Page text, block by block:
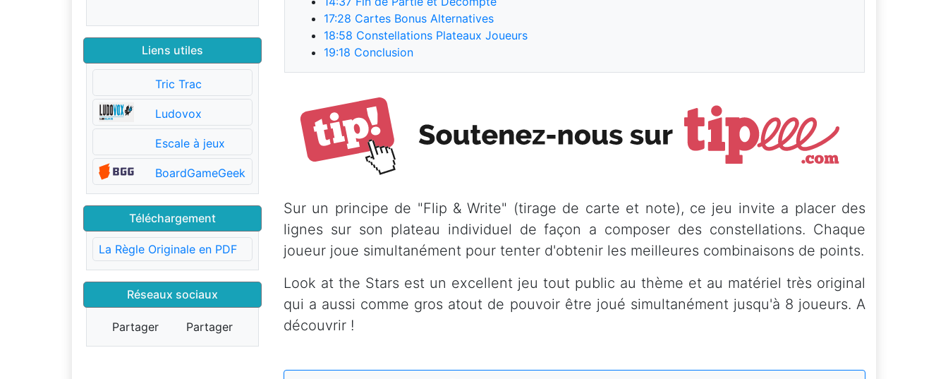
Liens utiles
Tric Trac
Ludovox
Escale à jeux
BoardGameGeek
Téléchargement
La Règle Originale en PDF
Réseaux sociaux
Partager Partager
17:28 Cartes Bonus Alternatives
18:58 Constellations Plateaux Joueurs
19:18 Conclusion
Sur un principe de "Flip & Write" (tirage de carte et note), ce jeu invite a placer des
lignes sur son plateau individuel de façon a composer des constellations. Chaque
joueur joue simultanément pour tenter d'obtenir les meilleures combinaisons de points.
Look at the Stars est un excellent jeu tout public au thème et au matériel très original
qui a aussi comme gros atout de pouvoir être joué simultanément jusqu'à 8 joueurs. A
découvrir !